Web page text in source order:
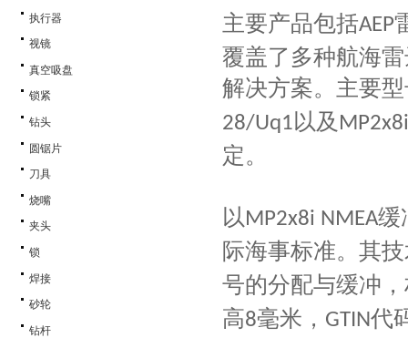
执行器
视镜
真空吸盘
锁紧
钻头
圆锯片
刀具
烧嘴
夹头
锁
焊接
砂轮
钻杆
主要产品包括AEP
覆盖了多种航海
解决方案。主要
28/Uq1 以及
定。
以MP2x8i NMEA缓
际海事标准。其
号的分配与缓冲
高8毫米， GTIN代